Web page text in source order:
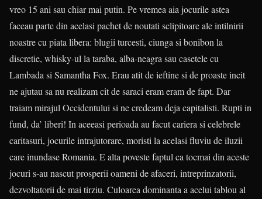
vreo 15 ani sau chiar mai putin. Pe vremea aia jocurile astea
faceau parte din acelasi pachet de noutati sclipitoare ale intilnirii
noastre cu piata libera: blugii turcesti, ciunga si bonibon la
discretie, whisky-ul la taraba, alba-neagra sau casetele cu
Lambada si Samantha Fox. Erau atit de ieftine si de proaste incit
ne ajutau sa nu realizam cit de saraci eram eram de fapt. Dar
traiam mirajul Occidentului si ne credeam deja capitalisti. Rupti in
fund, da’ liberi! In aceeasi perioada au facut cariera si celebrele
caritasuri, jocurile intrajutorare, moristi la acelasi fluviu de iluzii
care inundase Romania. E alta poveste faptul ca tocmai din aceste
jocuri s-au nascut prosperii oameni de afaceri, intreprinzatorii,
dezvoltatorii de mai tirziu. Culoarea dominanta a acelui tablou al